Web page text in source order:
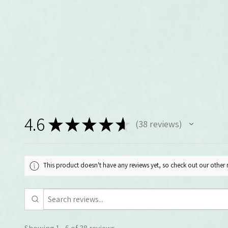
4.6 ★★★★★ 38 reviews
38
This product doesn't have any reviews yet, so check out our other